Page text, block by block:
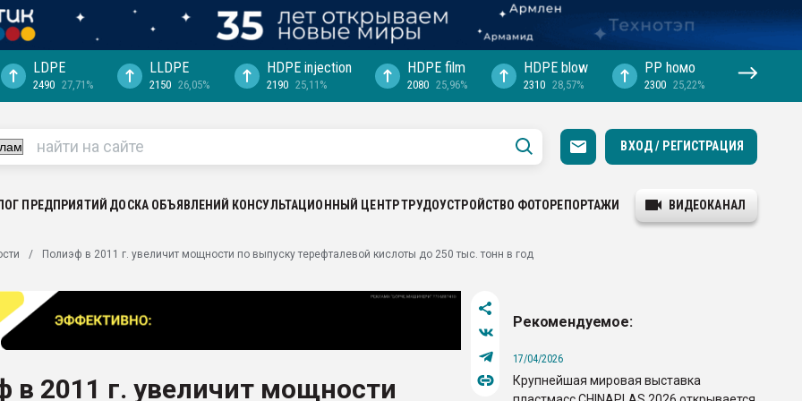
выходит на
рынке
LDPE
2490 27,71%
LLDPE
2150 26,05%
HDPE injection
2190 25,11%
HDPE film
2080 25,96%
HDPE blow
2310 28,57%
PP hомо
2300 25,22%
ВХОД / РЕГИСТРАЦИЯ
ПРЕДПРИЯТИЙ ДОСКА ОБЪЯВЛЕНИЙ КОНСУЛЬТАЦИОННЫЙ ЦЕНТРТРУДОУСТРОЙСТВО ФОТОРЕПОРТАЖИ ВИДЕОКАНАЛ
Полиэф в 2011 г. увеличит мощности по выпуску терефталевой кислоты до 250 тыс. тонн в год
в 2011 г. увеличит мощности
Рекомендуемое:
17/04/2026
Крупнейшая мировая выставка